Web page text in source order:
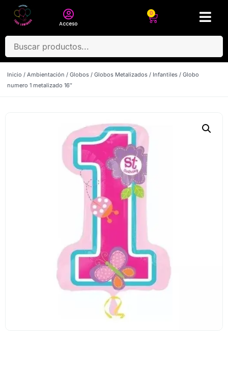
Acceso
0
Inicio / Ambientación / Globos / Globos Metalizados / Infantiles / Globo
numero 1 metalizado 16″